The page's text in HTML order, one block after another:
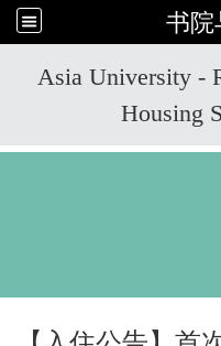
书院
Asia University -
Housing